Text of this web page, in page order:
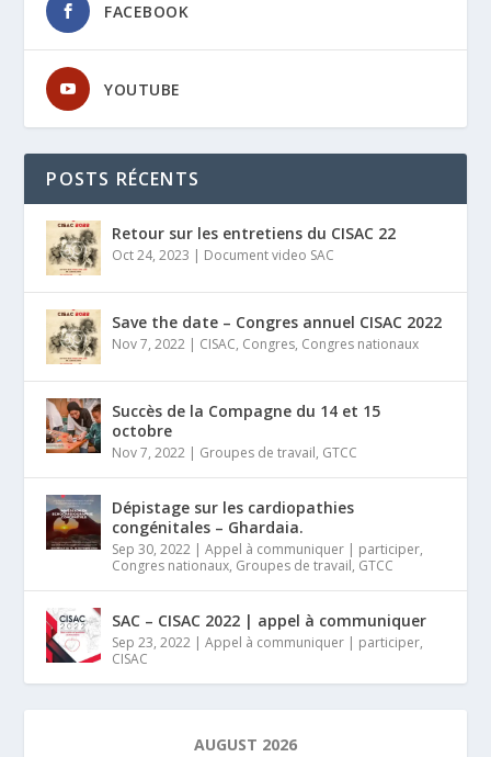
FACEBOOK
YOUTUBE
POSTS RÉCENTS
Retour sur les entretiens du CISAC 22
Oct 24, 2023 | Document video SAC
Save the date – Congres annuel CISAC 2022
Nov 7, 2022 | CISAC, Congres, Congres nationaux
Succès de la Compagne du 14 et 15
octobre
Nov 7, 2022 | Groupes de travail, GTCC
Dépistage sur les cardiopathies
congénitales – Ghardaia.
Sep 30, 2022 |Appel à communiquer | participer,
Congres nationaux, Groupes de travail, GTCC
SAC – CISAC 2022 | appel à communiquer
Sep 23, 2022 |Appel à communiquer | participer,
CISAC
AUGUST 2026